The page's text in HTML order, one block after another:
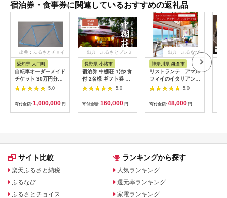
宿泊券・食事券に関連しているおすすめの返礼品
出典：ふるさとチョイ
愛知県 大口町
自転車オーダーメイド
チケット 30万円分
【1360365】
5.0
寄付金額: 1,000,000 円
出典：ふるさとプレミ
長野県 小諸市
宿泊券 中棚荘 1泊2食
付 2名様 ギフト券 チ
ケット 券 宿泊 旅行
5.0
寄付金額: 160,000 円
出典：ふるなび
神奈川県 鎌倉市
リストランテ アマル
フィイのイタリアンデ
ィナーコースA ペア
5.0
寄付金額: 48,000 円
サイト比較
楽天ふるさと納税
ふるなび
ふるさとチョイス
ランキングから探す
人気ランキング
還元率ランキング
家電ランキング